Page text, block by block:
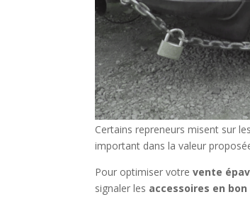
Certains repreneurs misent sur les
important dans la valeur
Pour optimiser votrevente
signaler les accessoires en